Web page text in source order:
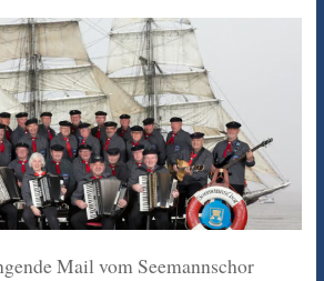
Mail vom Seemannschor